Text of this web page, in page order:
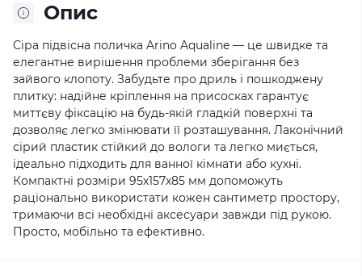
Опис
Сіра підвісна поличка Arino Aqualine — це швидке та
елегантне вирішення проблеми зберігання без
зайвого клопоту. Забудьте про дриль і пошкоджену
плитку: надійне кріплення на присосках гарантує
миттєву фіксацію на будь-якій гладкій поверхні та
дозволяє легко змінювати її розташування. Лаконічний
сірий пластик стійкий до вологи та легко миється,
ідеально підходить для ванної кімнати або кухні.
Компактні розміри 95х157х85 мм допоможуть
раціонально використати кожен сантиметр простору,
тримаючи всі необхідні аксесуари завжди під рукою.
Просто, мобільно та ефективно.